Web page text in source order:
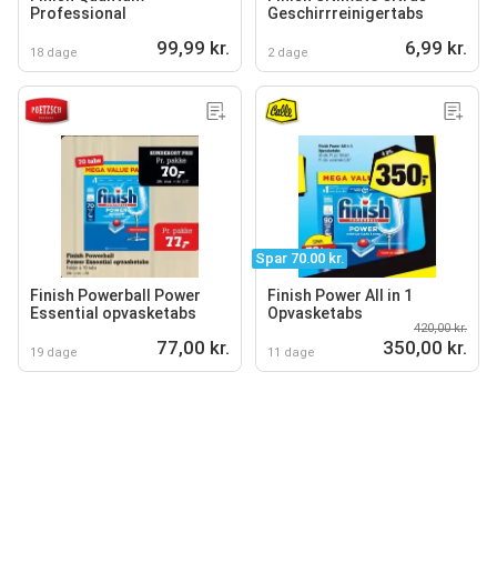
Professional
18 dage 99,99 kr.
Geschirrreinigertabs
2 dage 6,99 kr.
Finish Powerball Power
Essential opvasketabs
19 dage 77,00 kr.
Spar 70.00 kr.
Finish Power All in 1
Opvasketabs
11 dage
420,00 kr.
350,00 kr.